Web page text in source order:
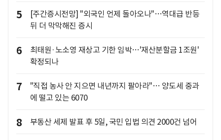
5
[주간증시전망] "외국인 언제 돌아오나"…역대급 반등
뒤 더 막막해진 증시
6
최태원·노소영 재상고 기한 임박…'재산분할금 1조원'
확정되나
7
"직접 농사 안 지으면 내년까지 팔아라"… 양도세 중과
에 떨고 있는 6070
8 부동산 세제 발표 후 5일, 국민 입법 의견 2000건 넘어